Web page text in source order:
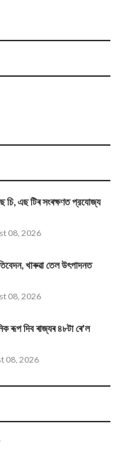
চি, এছ টিৰ সংৰক্ষণত প্রযোজ্য
08, 2026
খাৰুৱা তেল উৎপাদনত
08, 2026
ৰূপ দিব ৰাজ্যৰ ৪৮টা ৰে'ল
08, 2026